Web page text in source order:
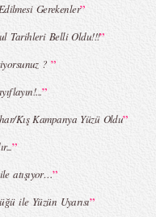
- Burçe Bekrek 2015 Yaz Koleksiyonu
Gerekenler”
Tarihleri Belli Oldu!!!”
?”
”
Kış Kampanya Yüzü Oldu”
”
atışıyor…”
ile Yüzün Uyarısı”